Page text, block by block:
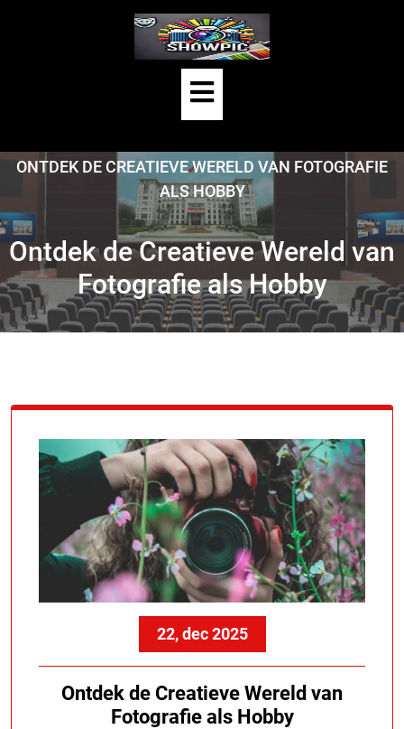
Open
Button
ONTDEK DE CREATIEVE WERELD VAN FOTOGRAFIE
ALS HOBBY
Ontdek de Creatieve Wereld van
Fotografie als Hobby
22, dec 2025
Ontdek de Creatieve Wereld van
Fotografie als Hobby